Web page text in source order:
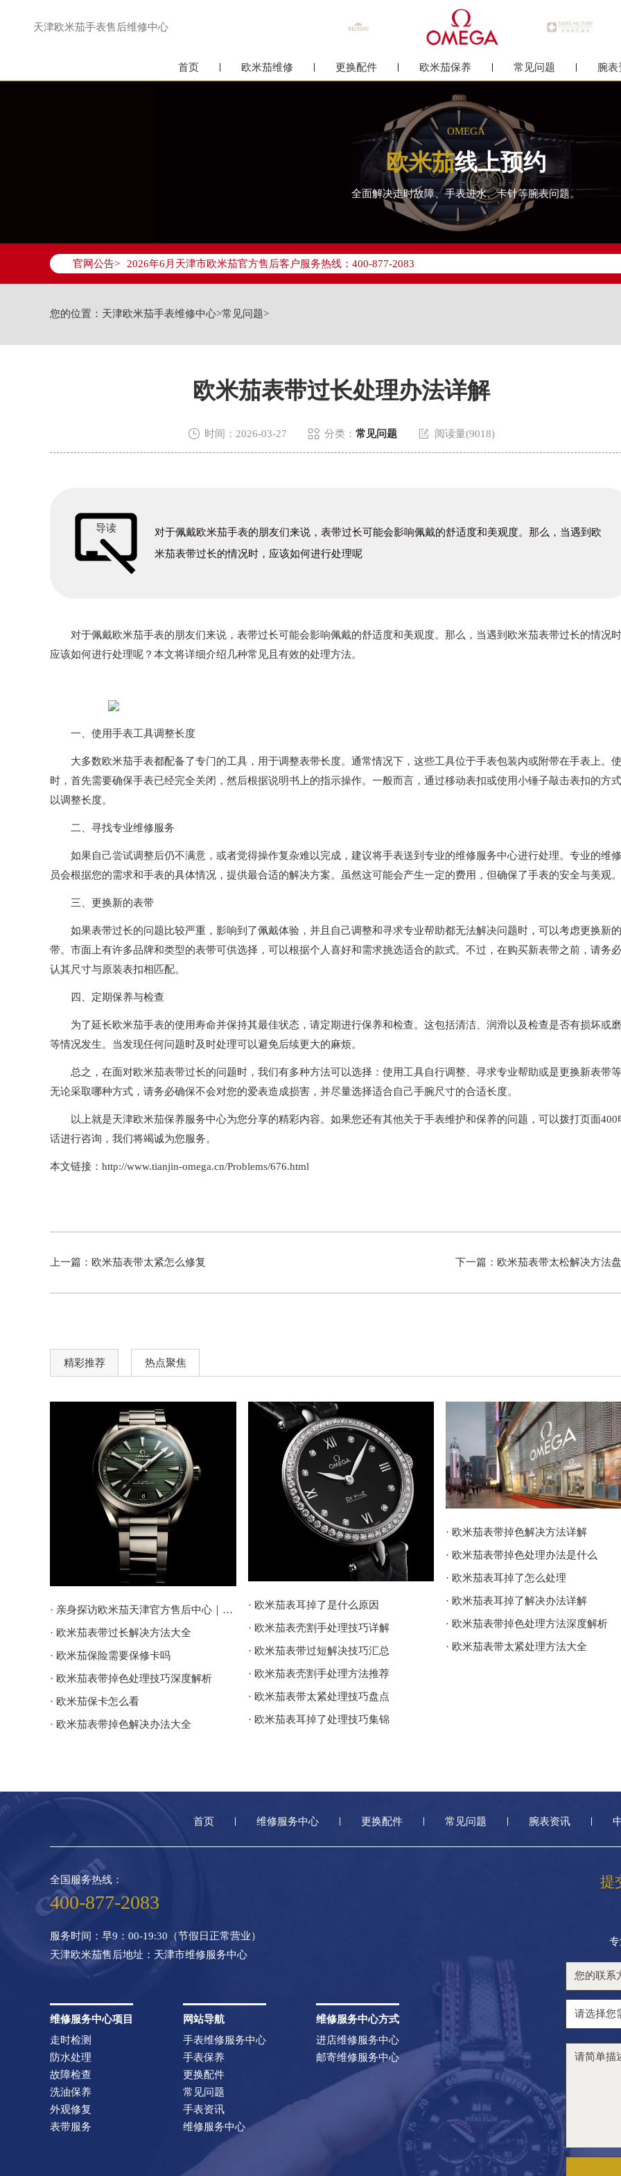
天津欧米茄手表售后维修中心
首页 欧米茄维修 更换配件 欧米茄保养 常见问题 腕表
OMEGA
欧米茄线上预约
全面解决走时故障、手表进水、卡针等腕表问题。
官网公告>
2026年6月天津市欧米茄官方售后客户服务热线：400-877-2083
2026年6月欧米茄售后服务中心最新网点地址：
天津市和平区赤峰道136号天津国际金融中心写字楼26层2603室（需提前预约）
节假日正常营业！
您的位置： 天津欧米茄手表维修中心>常见问题>
欧米茄表带过长处理办法详解
 时间：2026-03-27  分类： 常见问题  阅读量(9018)
导读
对于佩戴欧米茄手表的朋友们来说，表带过长可能会影响佩戴的舒适度和美观度。那么，当遇到欧
米茄表带过长的情况时，应该如何进行处理呢
对于佩戴欧米茄手表的朋友们来说，表带过长可能会影响佩戴的舒适度和美观度。那么，当遇到欧米茄表带过长的情况
应该如何进行处理呢？本文将详细介绍几种常见且有效的处理方法。
一、使用手表工具调整长度
大多数欧米茄手表都配备了专门的工具，用于调整表带长度。通常情况下，这些工具位于手表包装内或附带在手表上。
时，首先需要确保手表已经完全关闭，然后根据说明书上的指示操作。一般而言，通过移动表扣或使用小锤子敲击表扣的方
以调整长度。
二、寻找专业维修服务
如果自己尝试调整后仍不满意，或者觉得操作复杂难以完成，建议将手表送到专业的维修服务中心进行处理。专业的维
员会根据您的需求和手表的具体情况，提供最合适的解决方案。虽然这可能会产生一定的费用，但确保了手表的安全与美观。
三、更换新的表带
如果表带过长的问题比较严重，影响到了佩戴体验，并且自己调整和寻求专业帮助都无法解决问题时，可以考虑更换新
带。市面上有许多品牌和类型的表带可供选择，可以根据个人喜好和需求挑选适合的款式。不过，在购买新表带之前，请务
认其尺寸与原装表扣相匹配。
四、定期保养与检查
为了延长欧米茄手表的使用寿命并保持其最佳状态，请定期进行保养和检查。这包括清洁、润滑以及检查是否有损坏或
等情况发生。当发现任何问题时及时处理可以避免后续更大的麻烦。
总之，在面对欧米茄表带过长的问题时，我们有多种方法可以选择：使用工具自行调整、寻求专业帮助或是更换新表带
无论采取哪种方式，请务必确保不会对您的爱表造成损害，并尽量选择适合自己手腕尺寸的合适长度。
以上就是天津欧米茄保养服务中心为您分享的精彩内容。如果您还有其他关于手表维护和保养的问题，可以拨打页面400
话进行咨询，我们将竭诚为您服务。
本文链接：http://www.tianjin-omega.cn/Problems/676.html
上一篇： 欧米茄表带太紧怎么修复 下一篇： 欧米茄表带太松解决方法
精彩推荐 热点聚焦
· 亲身探访欧米茄天津官方售后中心｜地址报修全流程真实经历（2026年6月最新）
· 欧米茄表带过长解决方法大全
· 欧米茄保险需要保修卡吗
· 欧米茄表带掉色处理技巧深度解析
· 欧米茄保卡怎么看
· 欧米茄表带掉色解决办法大全
· 欧米茄表耳掉了是什么原因
· 欧米茄表壳割手处理技巧详解
· 欧米茄表带过短解决技巧汇总
· 欧米茄表壳割手处理方法推荐
· 欧米茄表带太紧处理技巧盘点
· 欧米茄表耳掉了处理技巧集锦
· 欧米茄表带掉色解决方法详解
· 欧米茄表带掉色处理办法是什么
· 欧米茄表耳掉了怎么处理
· 欧米茄表耳掉了解决办法详解
· 欧米茄表带掉色处理方法深度解析
· 欧米茄表带太紧处理方法大全
首页 维修服务中心 更换配件 常见问题 腕表资讯
提
全国服务热线：
400-877-2083
服务时间：早9：00-19:30（节假日正常营业）
天津欧米茄售后地址：天津市维修服务中心
维修服务中心项目
走时检测
防水处理
故障检查
洗油保养
外观修复
表带服务
网站导航
手表维修服务中心
手表保养
更换配件
常见问题
手表资讯
维修服务中心
维修服务中心方式
进店维修服务中心
邮寄维修服务中心